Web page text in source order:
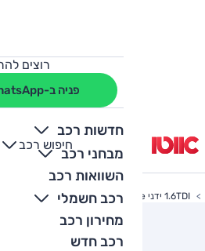
רוצים
פניה ב-WhatsApp
חדשות רכב
מבחני רכב
השוואות רכב
רכב חשמלי
מחירון רכב
רכב חדש
חיפוש רכב
+
-
1.6TDI ידני Trendline